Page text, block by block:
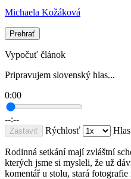
Michaela Kožáková
Prehrať
Vypočuť článok
Pripravujem slovenský hlas...
0:00
--:--
Zastaviť Rýchlosť Hlas
Rodinná setkání mají zvláštní
kterých jsme si mysleli, že už
komentář u stolu, stará